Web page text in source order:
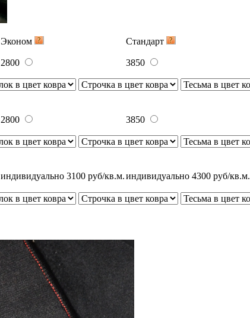
Эконом Стандарт
2800 3850
2800 3850
индивидуально 3100 руб/кв.м.индивидуально 4300 руб/кв.м.